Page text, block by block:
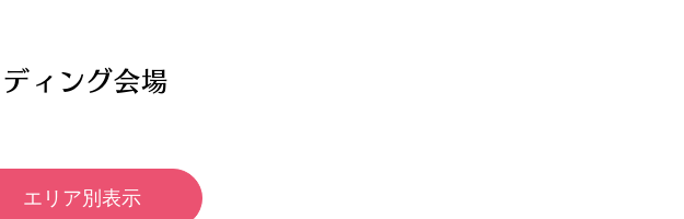
ィング会場
エリア別表示